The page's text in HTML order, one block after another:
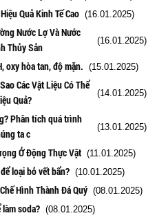
Quả Kinh Tế Cao (16.01.2025)
Nước Lợ Và Nước
Thủy Sản
(16.01.2025)
oxy hòa tan, độ mặn. (15.01.2025)
Các Vật Liệu Có Thể
Quả?
(14.01.2025)
Phân tích quá trình
ta c
(13.01.2025)
Ở Động Thực Vật (11.01.2025)
loại bỏ vết bẩn? (10.01.2025)
Hình Thành Đá Quý (08.01.2025)
soda? (08.01.2025)